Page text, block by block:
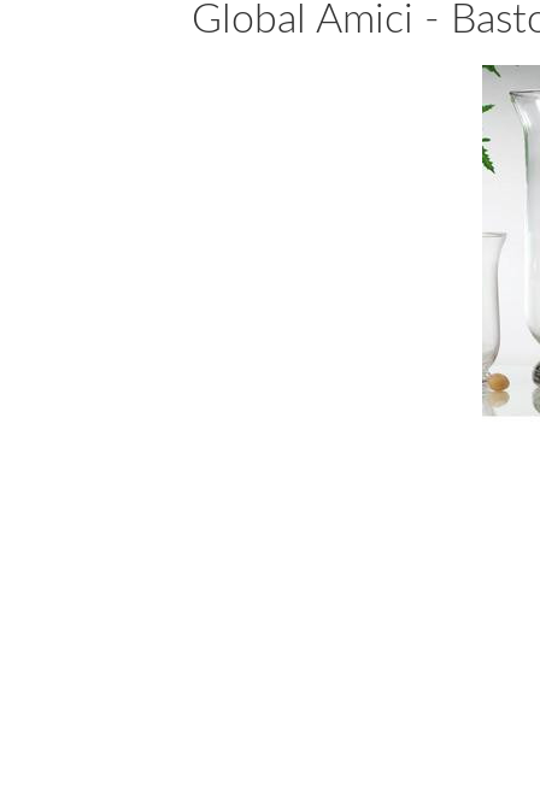
Global Amici -